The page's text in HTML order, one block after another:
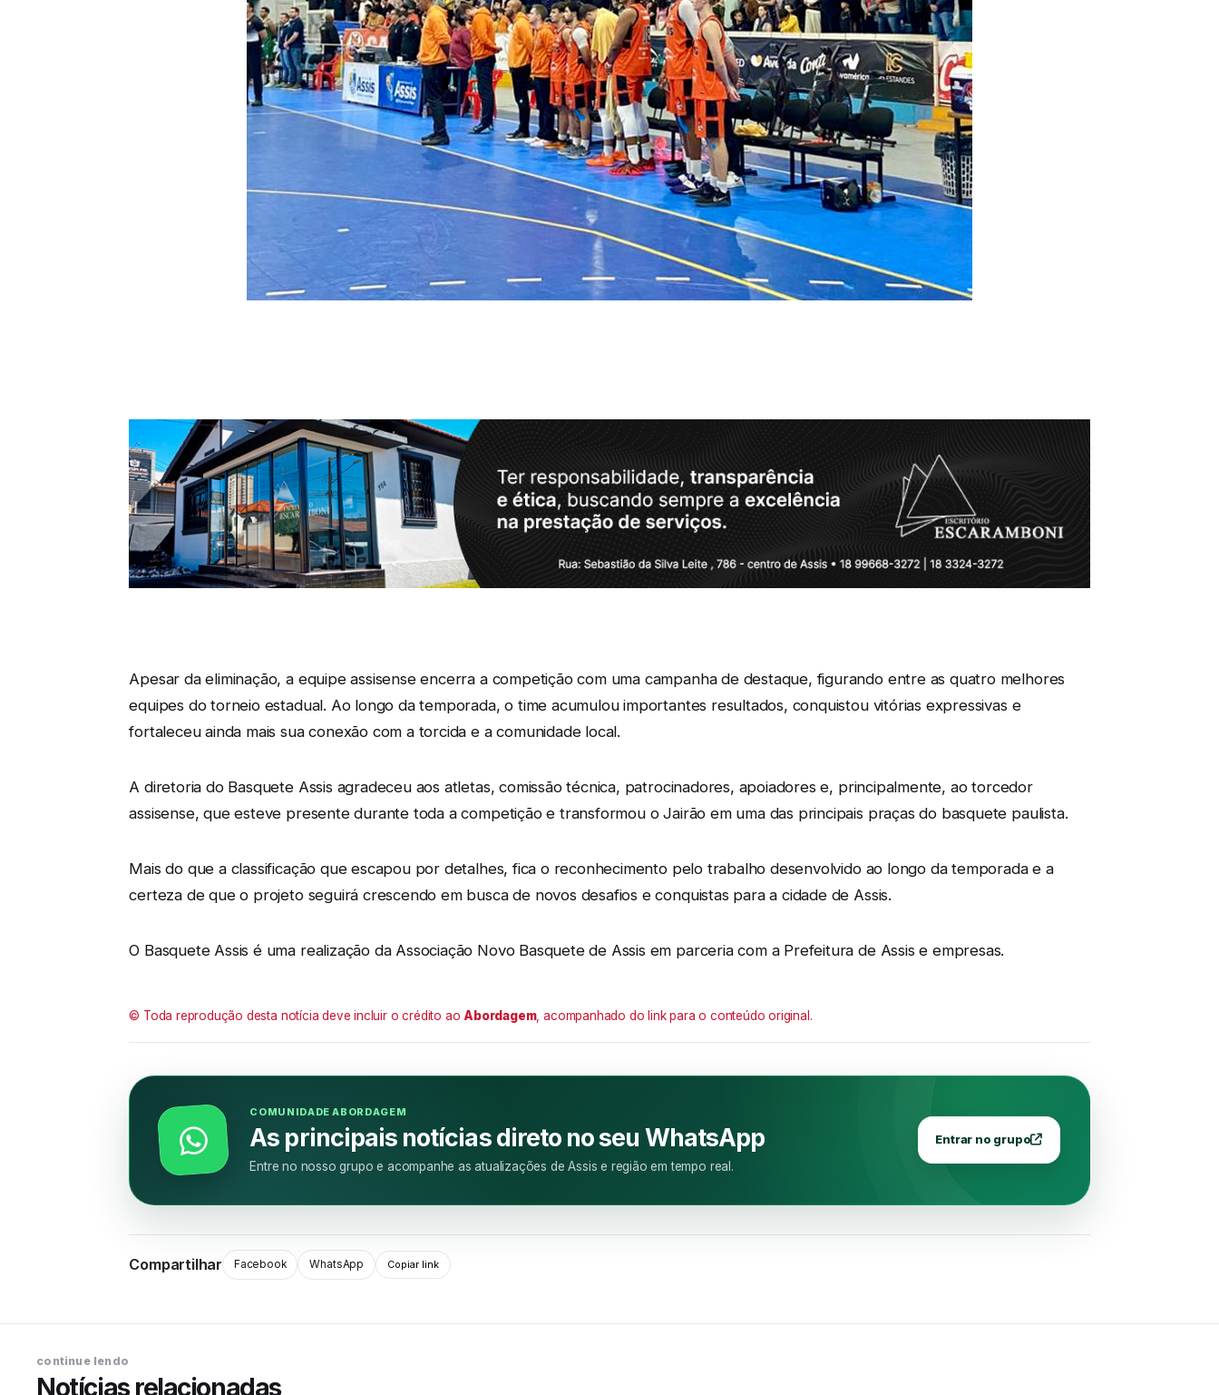
Apesar da eliminação, a equipe assisense encerra a competição com uma campanha de destaque, figurando entre as quatro melhores
equipes do torneio estadual. Ao longo da temporada, o time acumulou importantes resultados, conquistou vitórias expressivas e
fortaleceu ainda mais sua conexão com a torcida e a comunidade local.
A diretoria do Basquete Assis agradeceu aos atletas, comissão técnica, patrocinadores, apoiadores e, principalmente, ao torcedor
assisense, que esteve presente durante toda a competição e transformou o Jairão em uma das principais praças do basquete paulista.
Mais do que a classificação que escapou por detalhes, fica o reconhecimento pelo trabalho desenvolvido ao longo da temporada e a
certeza de que o projeto seguirá crescendo em busca de novos desafios e conquistas para a cidade de Assis.
O Basquete Assis é uma realização da Associação Novo Basquete de Assis em parceria com a Prefeitura de Assis e empresas.
© Toda reprodução desta notícia deve incluir o crédito ao Abordagem, acompanhado do link para o conteúdo original.
COMUNIDADE ABORDAGEM
As principais notícias direto no seu WhatsApp
Entre no nosso grupo e acompanhe as atualizações de Assis e região em tempo real.
Entrar no grupo
Compartilhar Facebook WhatsApp Copiar link
continue lendo
Notícias relacionadas